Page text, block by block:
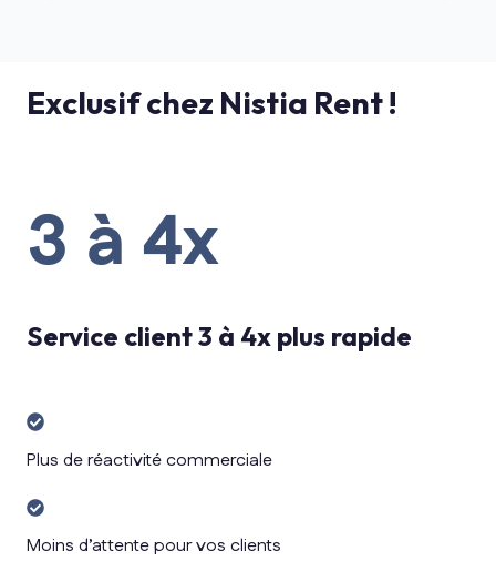
Exclusif chez Nistia Rent !
3 à 4x
Service client 3 à 4x plus rapide
Plus de réactivité commerciale
Plus
de
commerciale
Moins d’attente pour vos clients
Moins
d’attente